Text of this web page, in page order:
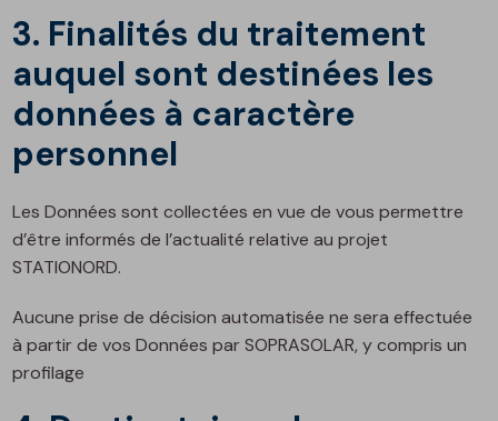
3. Finalités du traitement
auquel sont destinées les
données à caractère
personnel
Les Données sont collectées en vue de vous permettre
d’être informés de l’actualité relative au projet
STATIONORD.
Aucune prise de décision automatisée ne sera effectuée
à partir de vos Données par SOPRASOLAR, y compris un
profilage